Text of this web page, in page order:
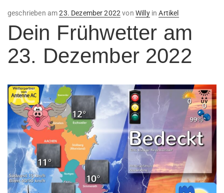
geschrieben amVeröffentlicht
am
23. Dezember 2022 von WillyinArtikel
Dein Frühwetter am
23. Dezember 2022